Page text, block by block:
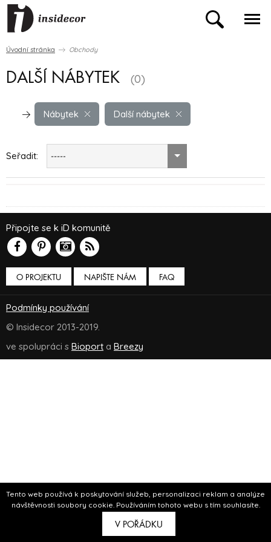
Tento web používá k poskytování služeb, personalizaci reklam a analýze
návštěvnosti soubory cookie. Používáním tohoto webu s tím souhlasíte.
V POŘÁDKU
Úvodní stránka Obchody
DALŠÍ NÁBYTEK (0)
Nábytek Další nábytek
Seřadit: -----
O PROJEKTU NAPIŠTE NÁM
Připojte se k iD komunitě
FAQ
Podmínky používání
© Insidecor 2013-2019.
ve spolupráci s Bioport a Breezy